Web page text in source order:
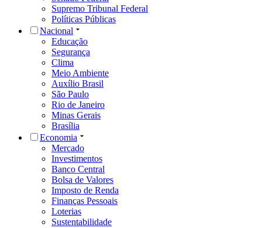
Supremo Tribunal Federal
Políticas Públicas
Nacional
Educação
Segurança
Clima
Meio Ambiente
Auxílio Brasil
São Paulo
Rio de Janeiro
Minas Gerais
Brasília
Economia
Mercado
Investimentos
Banco Central
Bolsa de Valores
Imposto de Renda
Finanças Pessoais
Loterias
Sustentabilidade